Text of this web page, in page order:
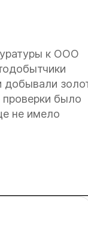
к ООО
добывали
проверки было
не имело